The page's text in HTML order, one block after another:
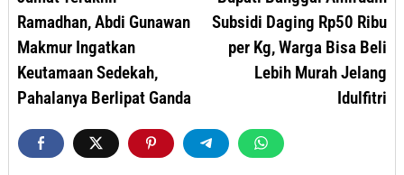
Ramadhan, Abdi Gunawan
Makmur Ingatkan
Keutamaan Sedekah,
Pahalanya Berlipat Ganda
Subsidi Daging Rp50 Ribu
per Kg, Warga Bisa Beli
Lebih Murah Jelang
Idulfitri